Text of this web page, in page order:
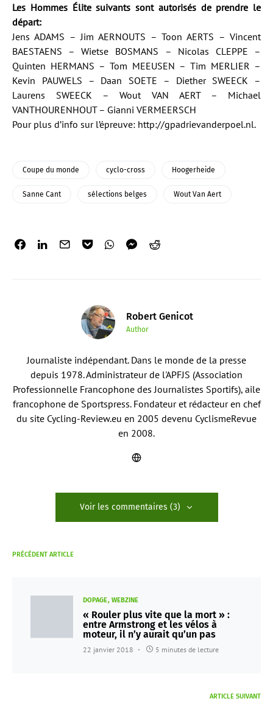
Les Hommes Élite suivants sont autorisés de prendre le
départ:
Jens ADAMS – Jim AERNOUTS – Toon AERTS – Vincent
BAESTAENS – Wietse BOSMANS – Nicolas CLEPPE –
Quinten HERMANS – Tom MEEUSEN – Tim MERLIER –
Kevin PAUWELS – Daan SOETE – Diether SWEECK –
Laurens SWEECK – Wout VAN AERT – Michael
VANTHOURENHOUT – Gianni VERMEERSCH
Pour plus d’info sur l’épreuve: http://gpadrievanderpoel.nl.
Coupe du monde cyclo-cross Hoogerheide
Sanne Cant sélections belges Wout Van Aert
Robert Genicot
Author
Journaliste indépendant. Dans le monde de la presse
depuis 1978. Administrateur de l'APFJS (Association
Professionnelle Francophone des Journalistes Sportifs), aile
francophone de Sportspress. Fondateur et rédacteur en chef
du site Cycling-Review.eu en 2005 devenu CyclismeRevue
en 2008.
Voir les commentaires (3)
PRÉCÉDENT ARTICLE
DOPAGE WEBZINE
« Rouler plus vite que la mort » :
entre Armstrong et les vélos à
moteur, il n’y aurait qu’un pas
22 janvier 2018 5 minutes de lecture
ARTICLE SUIVANT